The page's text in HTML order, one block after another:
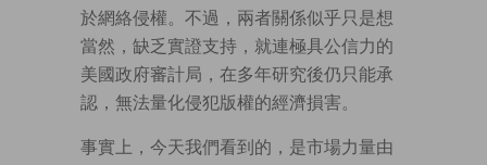
於網絡侵權。不過，兩者關係似乎只是想
當然，缺乏實證支持，就連極具公信力的
美國政府審計局，在多年研究後仍只能承
認，無法量化侵犯版權的經濟損害。
事實上，今天我們看到的，是市場力量由